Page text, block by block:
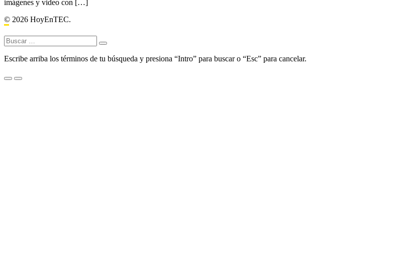
imágenes y video con […]
© 2026 HoyEnTEC.
Buscar:
Escribe arriba los términos de tu búsqueda y presiona “Intro” para buscar o “Esc” para cancelar.
Menu